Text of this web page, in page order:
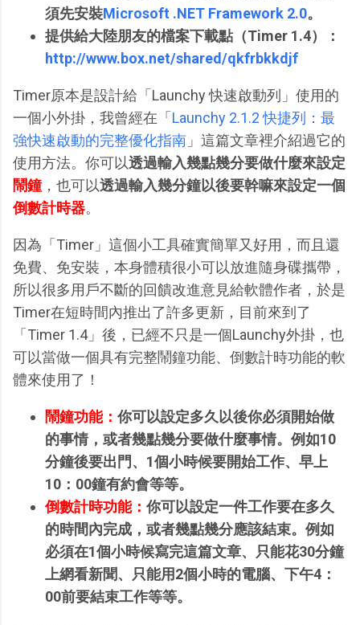
須先安裝Microsoft .NET Framework 2.0。
提供給大陸朋友的檔案下載點（Timer 1.4）：
http://www.box.net/shared/qkfrbkkdjf
Timer原本是設計給「Launchy 快速啟動列」使用的
一個小外掛，我曾經在「 Launchy 2.1.2 快捷列：最
強快速啟動的完整優化指南 」這篇文章裡介紹過它的
使用方法。你可以透過輸入幾點幾分要做什麼來設定
鬧鐘，也可以透過輸入幾分鐘以後要幹嘛來設定一個
倒數計時器。
因為「Timer」這個小工具確實簡單又好用，而且還
免費、免安裝，本身體積很小可以放進隨身碟攜帶，
所以很多用戶不斷的回饋改進意見給軟體作者，於是
Timer在短時間內推出了許多更新，目前來到了
「Timer 1.4」後，已經不只是一個Launchy外掛，也
可以當做一個具有完整鬧鐘功能、倒數計時功能的軟
體來使用了！
鬧鐘功能： 你可以設定多久以後你必須開始做
的事情，或者幾點幾分要做什麼事情。例如10
分鐘後要出門、1個小時候要開始工作、早上
10：00鐘有約會等等。
倒數計時功能： 你可以設定一件工作要在多久
的時間內完成，或者幾點幾分應該結束。例如
必須在1個小時候寫完這篇文章、只能花30分鐘
上網看新聞、只能用2個小時的電腦、下午4：
00前要結束工作等等。